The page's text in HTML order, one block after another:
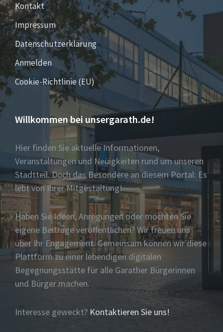
Kontakt
Impressum
Datenschutzerklärung
Anmelden
Cookie-Richtlinie (EU)
Willkommen bei unsergarath.de!
Hier finden Sie aktuelle Informationen,
Veranstaltungen und Neuigkeiten rund um unseren
Stadtteil. Doch das Besondere an diesem Portal: Es
lebt von Ihrer Mitgestaltung!
Haben Sie Ideen, Anregungen oder möchten Sie
eigene Beiträge veröffentlichen? Wir freuen uns
über Ihr Engagement. Gemeinsam können wir diese
Plattform zu einer lebendigen digitalen
Begegnungsstätte für alle Garather Bürgerinnen
und Bürger machen.
Interesse geweckt? Kontaktieren Sie uns!